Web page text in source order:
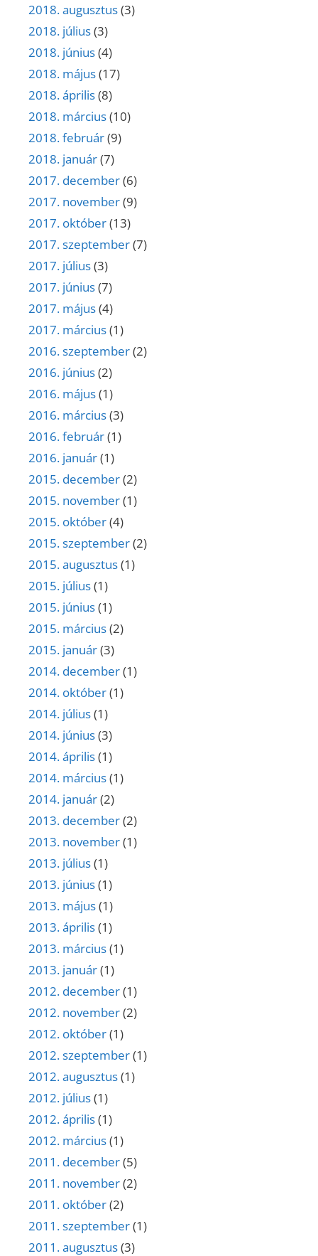
2018. augusztus(3)
2018. július(3)
2018. június(4)
2018. május(17)
2018. április(8)
2018. március(10)
2018. február(9)
2018. január(7)
2017. december(6)
2017. november(9)
2017. október(13)
2017. szeptember(7)
2017. július(3)
2017. június(7)
2017. május(4)
2017. március(1)
2016. szeptember(2)
2016. június(2)
2016. május(1)
2016. március(3)
2016. február(1)
2016. január(1)
2015. december(2)
2015. november(1)
2015. október(4)
2015. szeptember(2)
2015. augusztus(1)
2015. július(1)
2015. június(1)
2015. március(2)
2015. január(3)
2014. december(1)
2014. október(1)
2014. július(1)
2014. június(3)
2014. április(1)
2014. március(1)
2014. január(2)
2013. december(2)
2013. november(1)
2013. július(1)
2013. június(1)
2013. május(1)
2013. április(1)
2013. március(1)
2013. január(1)
2012. december(1)
2012. november(2)
2012. október(1)
2012. szeptember(1)
2012. augusztus(1)
2012. július(1)
2012. április(1)
2012. március(1)
2011. december(5)
2011. november(2)
2011. október(2)
2011. szeptember(1)
2011. augusztus(3)